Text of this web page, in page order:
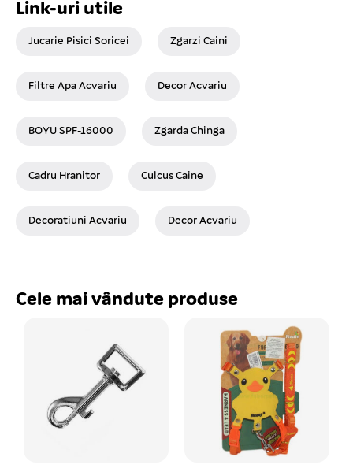
Link-uri utile
Jucarie Pisici Soricei Zgarzi Caini
Filtre Apa Acvariu Decor Acvariu
BOYU SPF-16000 Zgarda Chinga
Cadru Hranitor Culcus Caine
Decoratiuni Acvariu Decor Acvariu
Cele mai vândute produse